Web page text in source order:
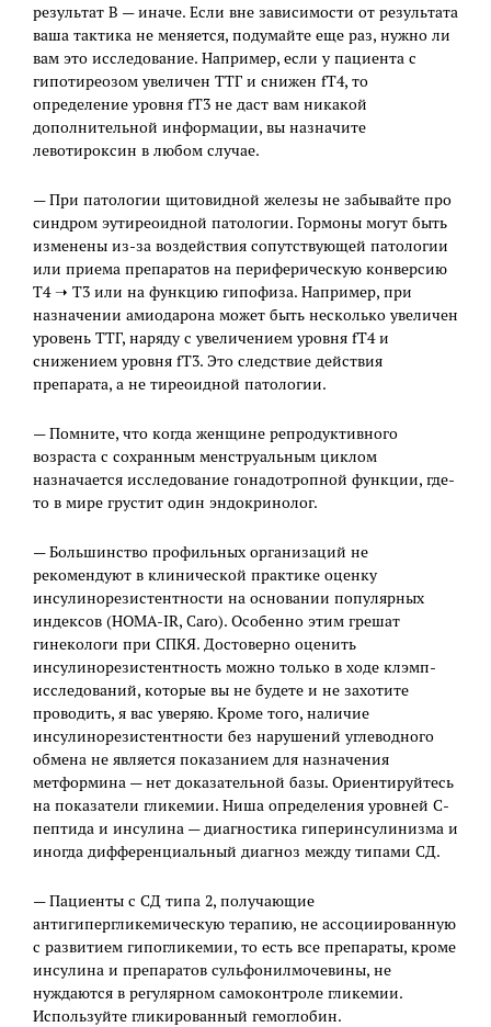
результат В — иначе. Если вне зависимости от результата
ваша тактика не меняется, подумайте еще раз, нужно ли
вам это исследование. Например, если у пациента с
гипотиреозом увеличен ТТГ и снижен fT4, то
определение уровня fT3 не даст вам никакой
дополнительной информации, вы назначите
левотироксин в любом случае.
— При патологии щитовидной железы не забывайте про
синдром эутиреоидной патологии. Гормоны могут быть
изменены из-за воздействия сопутствующей патологии
или приема препаратов на периферическую конверсию
Т4 ➝ T3 или на функцию гипофиза. Например, при
назначении амиодарона может быть несколько увеличен
уровень ТТГ, наряду с увеличением уровня fT4 и
снижением уровня fT3. Это следствие действия
препарата, а не тиреоидной патологии.
— Помните, что когда женщине репродуктивного
возраста с сохранным менструальным циклом
назначается исследование гонадотропной функции, где-
то в мире грустит один эндокринолог.
— Большинство профильных организаций не
рекомендуют в клинической практике оценку
инсулинорезистентности на основании популярных
индексов (HOMA-IR, Caro). Особенно этим грешат
гинекологи при СПКЯ. Достоверно оценить
инсулинорезистентность можно только в ходе клэмп-
исследований, которые вы не будете и не захотите
проводить, я вас уверяю. Кроме того, наличие
инсулинорезистентности без нарушений углеводного
обмена не является показанием для назначения
метформина — нет доказательной базы. Ориентируйтесь
на показатели гликемии. Ниша определения уровней С-
пептида и инсулина — диагностика гиперинсулинизма и
иногда дифференциальный диагноз между типами СД.
— Пациенты с СД типа 2, получающие
антигипергликемическую терапию, не ассоциированную
с развитием гипогликемии, то есть все препараты, кроме
инсулина и препаратов сульфонилмочевины, не
нуждаются в регулярном самоконтроле гликемии.
Используйте гликированный гемоглобин.